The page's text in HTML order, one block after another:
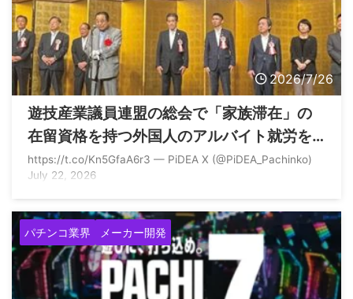
2026/7/26
遊技産業議員連盟の総会で「家族滞在」の
在留資格を持つ外国人のアルバイト就労を
認める方向性が示されるも道のりは遠そう
https://t.co/Kn5GfaA6r3 — PiDEA X (@PiDEA_Pachinko)
July 22, 2026
パチンコ業界 メーカー開発